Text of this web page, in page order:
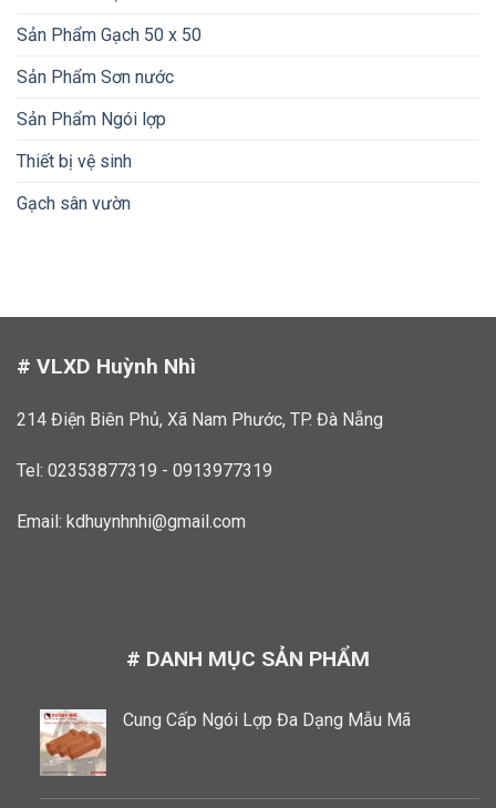
Sản Phẩm Gạch 50 x 50
Sản Phẩm Sơn nước
Sản Phẩm Ngói lợp
Thiết bị vệ sinh
Gạch sân vườn
# VLXD Huỳnh Nhì
214 Điện Biên Phủ, Xã Nam Phước, TP. Đà Nẵng
Tel: 02353877319 - 0913977319
Email: kdhuynhnhi@gmail.com
# DANH MỤC SẢN PHẨM
Cung Cấp Ngói Lợp Đa Dạng Mẫu Mã